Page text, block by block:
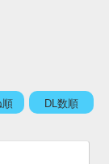
順 DL数順